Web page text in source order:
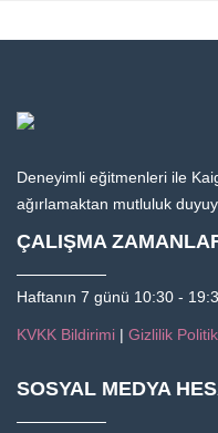
Deneyimli eğitmenleri ile
ağırlamaktan mutluluk
ÇALIŞMA
Haftanın 7 günü 10:30 -
KVKK Bildirimi | Gizlilik
SOSYAL MEDYA